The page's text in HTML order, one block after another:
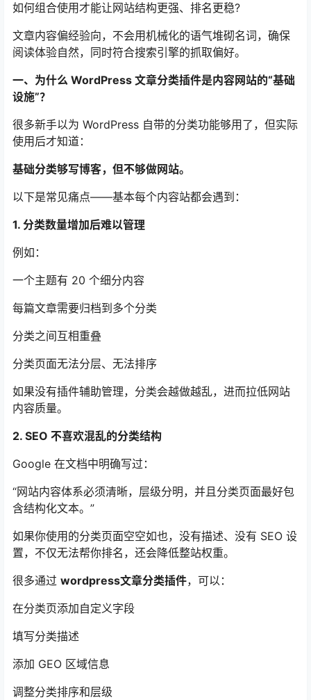
如何组合使用才能让网站结构更强、排名更稳?
文章内容偏经验向，不会用机械化的语气堆砌名词，确保
阅读体验自然，同时符合搜索引擎的抓取偏好。
一、为什么 WordPress 文章分类插件是内容网站的“基础
设施”？
很多新手以为 WordPress 自带的分类功能够用了，但实际
使用后才知道：
基础分类够写博客，但不够做网站。
以下是常见痛点——基本每个内容站都会遇到：
1. 分类数量增加后难以管理
例如：
一个主题有 20 个细分内容
每篇文章需要归档到多个分类
分类之间互相重叠
分类页面无法分层、无法排序
如果没有插件辅助管理，分类会越做越乱，进而拉低网站
内容质量。
2. SEO 不喜欢混乱的分类结构
Google 在文档中明确写过：
“网站内容体系必须清晰，层级分明，并且分类页面最好包
含结构化文本。”
如果你使用的分类页面空空如也，没有描述、没有 SEO 设
置，不仅无法帮你排名，还会降低整站权重。
很多通过 wordpress文章分类插件，可以：
在分类页添加自定义字段
填写分类描述
添加 GEO 区域信息
调整分类排序和层级